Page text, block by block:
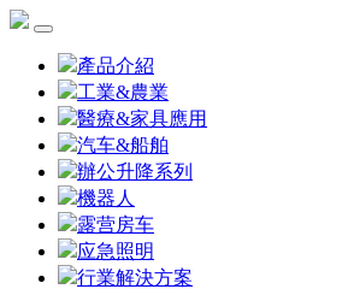
產品介紹
工業&農業
醫療&家具應用
汽车&船舶
辦公升降系列
機器人
露营房车
应急照明
行業解決方案